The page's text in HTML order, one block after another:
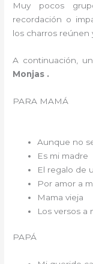
Muy pocos
recordación o
los charros reúnen
A continuación,
Monjas .
Aunque no
Es mi madre
El regalo de
Por amor a
Mama vieja
Los versos a
PAPÁ